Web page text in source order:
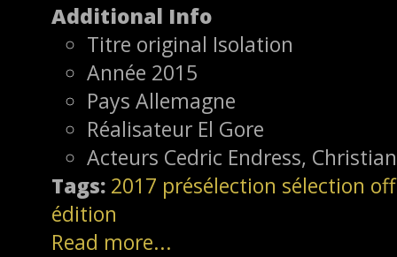
Additional Info
Titre original Isolation
Année 2015
Pays Allemagne
Réalisateur El Gore
Acteurs Cedric Endress,
Tags: 2017 présélection sélection
édition
Read more...